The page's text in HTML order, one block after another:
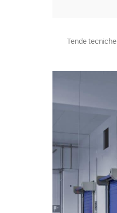
Tende tecniche